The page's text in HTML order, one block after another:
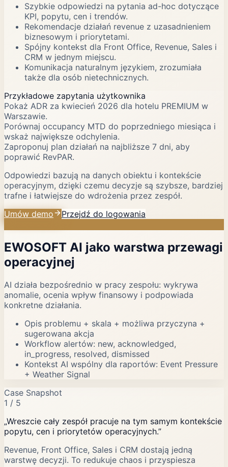
Szybkie odpowiedzi na pytania ad-hoc dotyczące
KPI, popytu, cen i trendów.
Rekomendacje działań revenue z uzasadnieniem
biznesowym i priorytetami.
Spójny kontekst dla Front Office, Revenue, Sales i
CRM w jednym miejscu.
Komunikacja naturalnym językiem, zrozumiała
także dla osób nietechnicznych.
Przykładowe zapytania użytkownika
Pokaż ADR za kwiecień 2026 dla hotelu PREMIUM w
Warszawie.
Porównaj occupancy MTD do poprzedniego miesiąca i
wskaż największe odchylenia.
Zaproponuj plan działań na najbliższe 7 dni, aby
poprawić RevPAR.
Odpowiedzi bazują na danych obiektu i kontekście
operacyjnym, dzięki czemu decyzje są szybsze, bardziej
trafne i łatwiejsze do wdrożenia przez zespół.
Umów demo
Przejdź do logowania
EWOSOFT AI jako warstwa przewagi
operacyjnej
AI działa bezpośrednio w pracy zespołu: wykrywa
anomalie, ocenia wpływ finansowy i podpowiada
konkretne działania.
Opis problemu + skala + możliwa przyczyna +
sugerowana akcja
Workflow alertów: new, acknowledged,
in_progress, resolved, dismissed
Kontekst AI wspólny dla raportów: Event Pressure
+ Weather Signal
Case Snapshot
1 / 5
„Wreszcie cały zespół pracuje na tym samym kontekście
popytu, cen i priorytetów operacyjnych.”
Revenue, Front Office, Sales i CRM dostają jedną
warstwę decyzji. To redukuje chaos i przyspiesza